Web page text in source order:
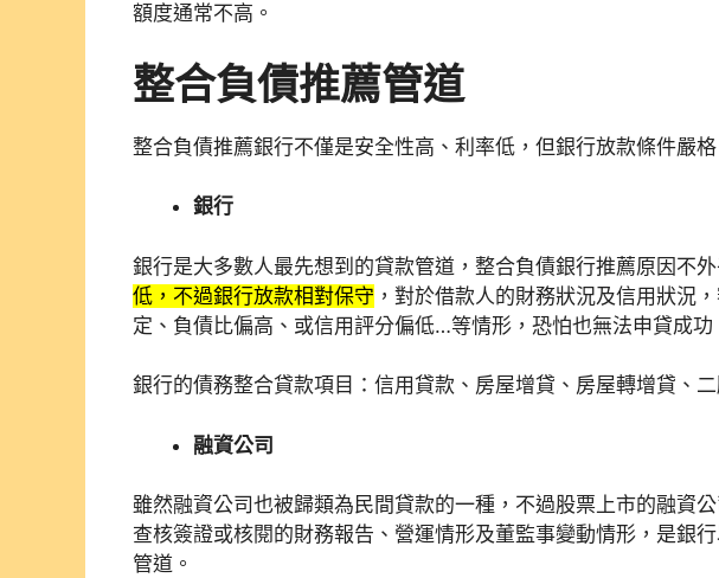
額度通常不高。
整合負債推薦管道
整合負債推薦銀行不僅是安全性高、利率低，但銀行放款條件嚴
銀行
銀行是大多數人最先想到的貸款管道，整合負債銀行推薦原因不
低，不過銀行放款相對保守 ，對於借款人的財務狀況及信用狀況
定、負債比偏高、或信用評分偏低…等情形，恐怕也無法申貸成功
銀行的債務整合貸款項目：信用貸款、房屋增貸、房屋轉增貸、
融資公司
雖然融資公司也被歸類為民間貸款的一種，不過股票上市的融資
查核簽證或核閱的財務報告、營運情形及董監事變動情形，是銀
管道。